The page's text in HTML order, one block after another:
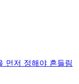
먼저 정해야 흔들림